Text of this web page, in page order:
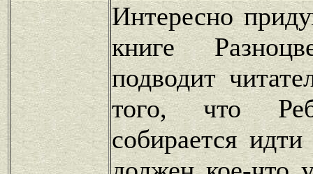
Интересно
книге
подводит
того, что
собирается